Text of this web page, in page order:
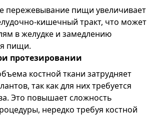
пережевывание пищи увеличивает
кишечный тракт, что может
в желудке и замедлению
пищи.
протезировании
костной ткани затрудняет
так как для них требуется
Это повышает сложность
нередко требуя костной